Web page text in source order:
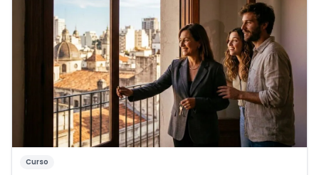
Curso